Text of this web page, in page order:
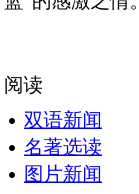
阅读
双语新闻
名著选读
图片新闻